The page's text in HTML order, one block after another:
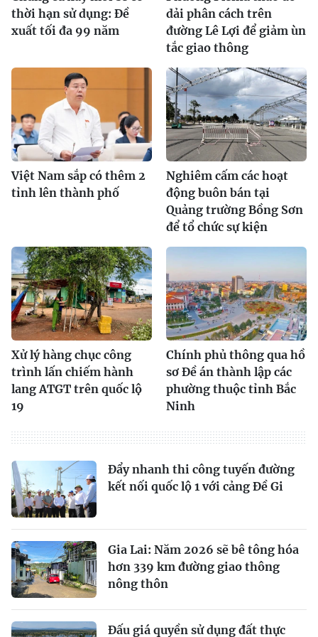
thời hạn sử dụng: Đề
xuất tối đa 99 năm
dải phân cách trên
đường Lê Lợi để giảm ùn
tắc giao thông
Việt Nam sắp có thêm 2
tỉnh lên thành phố
Nghiêm cấm các hoạt
động buôn bán tại
Quảng trường Bồng Sơn
để tổ chức sự kiện
Xử lý hàng chục công
trình lấn chiếm hành
lang ATGT trên quốc lộ
19
Chính phủ thông qua hồ
sơ Đề án thành lập các
phường thuộc tỉnh Bắc
Ninh
Đẩy nhanh thi công tuyến đường
kết nối quốc lộ 1 với cảng Đề Gi
Gia Lai: Năm 2026 sẽ bê tông hóa
hơn 339 km đường giao thông
nông thôn
Đấu giá quyền sử dụng đất thực